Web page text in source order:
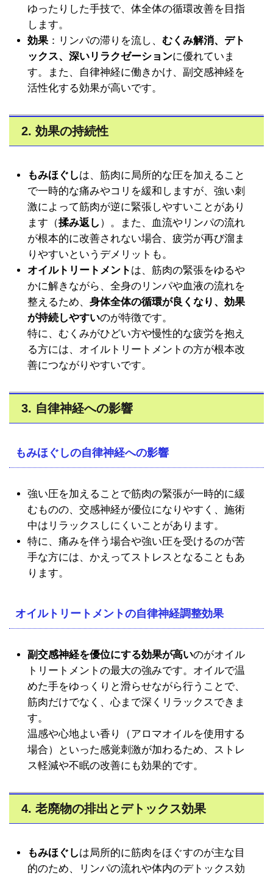
ゆったりした手技で、体全体の循環改善を目指
します。
効果：リンパの滞りを流し、 むくみ解消、デト
ックス、深いリラクゼーションに優れていま
す。また、自律神経に働きかけ、副交感神経を
活性化する効果が高いです。
2. 効果の持続性
もみほぐしは、筋肉に局所的な圧を加えること
で一時的な痛みやコリを緩和しますが、強い刺
激によって筋肉が逆に緊張しやすいことがあり
ます（揉み返し ）。また、血流やリンパの流れ
が根本的に改善されない場合、疲労が再び溜ま
りやすいというデメリットも。
オイルトリートメント は、筋肉の緊張をゆるや
かに解きながら、全身のリンパや血液の流れを
整えるため、 身体全体の循環が良くなり、効果
が持続しやすいのが特徴です。
特に、むくみがひどい方や慢性的な疲労を抱え
る方には、オイルトリートメントの方が根本改
善につながりやすいです。
3. 自律神経への影響
もみほぐしの自律神経への影響
強い圧を加えることで筋肉の緊張が一時的に緩
むものの、交感神経が優位になりやすく、施術
中はリラックスしにくいことがあります。
特に、痛みを伴う場合や強い圧を受けるのが苦
手な方には、かえってストレスとなることもあ
ります。
オイルトリートメントの自律神経調整効果
副交感神経を優位にする効果が高いのがオイル
トリートメントの最大の強みです。オイルで温
めた手をゆっくりと滑らせながら行うことで、
筋肉だけでなく、心まで深くリラックスできま
す。
温感や心地よい香り（アロマオイルを使用する
場合）といった感覚刺激が加わるため、ストレ
ス軽減や不眠の改善にも効果的です。
4. 老廃物の排出とデトックス効果
もみほぐしは局所的に筋肉をほぐすのが主な目
的のため、リンパの流れや体内のデトックス効